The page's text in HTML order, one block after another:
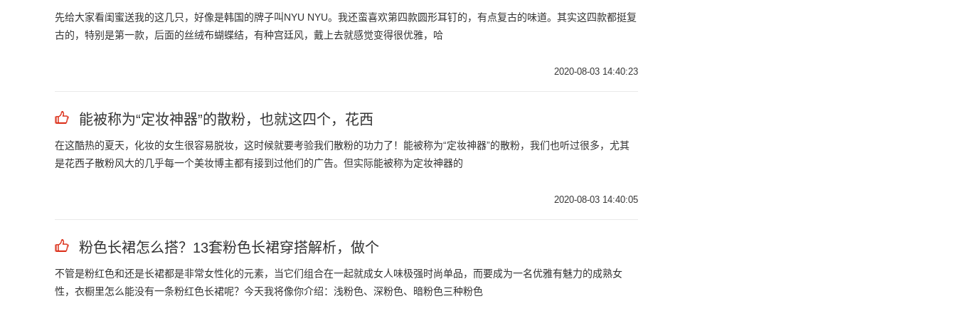
先给大家看闺蜜送我的这几只，好像是韩国的牌子叫NYU NYU。我还蛮喜欢第四款圆形耳钉的，有点复古的味道。其实这四款都挺复
古的，特别是第一款，后面的丝绒布蝴蝶结，有种宫廷风，戴上去就感觉变得很优雅，哈
2020-08-03 14:40:23
能被称为“定妆神器”的散粉，也就这四个，花西
在这酷热的夏天，化妆的女生很容易脱妆，这时候就要考验我们散粉的功力了！能被称为“定妆神器”的散粉，我们也听过很多，尤其
是花西子散粉风大的几乎每一个美妆博主都有接到过他们的广告。但实际能被称为定妆神器的
2020-08-03 14:40:05
粉色长裙怎么搭？13套粉色长裙穿搭解析，做个
不管是粉红色和还是长裙都是非常女性化的元素，当它们组合在一起就成女人味极强时尚单品，而要成为一名优雅有魅力的成熟女
性，衣橱里怎么能没有一条粉红色长裙呢？今天我将像你介绍：浅粉色、深粉色、暗粉色三种粉色